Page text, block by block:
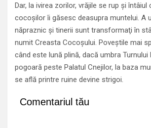
Dar, la ivirea zorilor, vrăjile se rup şi întâiul
cocoşilor îi găsesc deasupra muntelui. A
năpraznic şi tinerii sunt transformaţi în
numit Creasta Cocoşului. Poveştile mai
când este lună plină, dacă umbra Turnului
pogoară peste Palatul Cnejilor, la baza
se află printre ruine devine strigoi.
Comentariul tău